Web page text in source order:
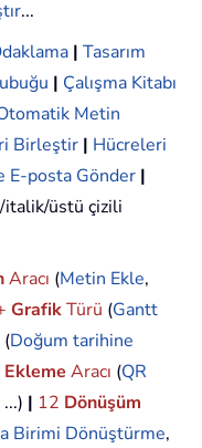
...
| Tasarım
| Çalışma Kitabı
Metin
Birleştir | Hücreleri
E-posta Gönder |
italik/üstü çizili
Aracı (Metin Ekle,
GrafikTürü (Gantt
(Doğum tarihine
Ekleme Aracı (QR
...) | 12 Dönüşüm
Birimi Dönüştürme,